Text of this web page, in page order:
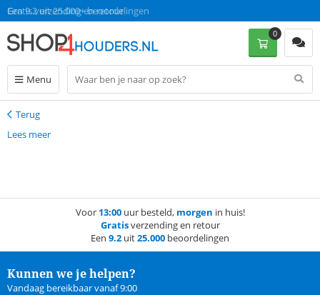
Gratis verzending en retour
Een 9.2 uit 25.000+ beoordelingen
Menu
0
Terug
Terug
Lees meer
Voor 13:00uur besteld, morgen in huis!
Gratisverzending en retour
Een 9.2 uit25.000 beoordelingen
Kunnen we je helpen?
Vandaag bereikbaar vanaf 9:00